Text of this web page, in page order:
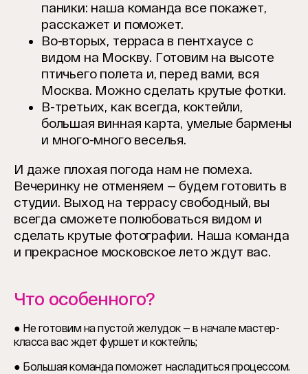
паники: наша команда все покажет,
расскажет и поможет.
Во-вторых, терраса в пентхаусе с
видом на Москву. Готовим на высоте
птичьего полета и, перед вами, вся
Москва. Можно сделать крутые фотки.
В-третьих, как всегда, коктейли,
большая винная карта, умелые бармены
и много-много веселья.
И даже плохая погода нам не помеха.
Вечеринку не отменяем — будем готовить в
студии. Выход на террасу свободный, вы
всегда сможете полюбоваться видом и
сделать крутые фотографии. Наша команда
и прекрасное московское лето ждут вас.
Что особенного?
● Не готовим на пустой желудок — в начале мастер-
класса вас ждет фуршет и коктейль;
● Большая команда поможет насладиться процессом.